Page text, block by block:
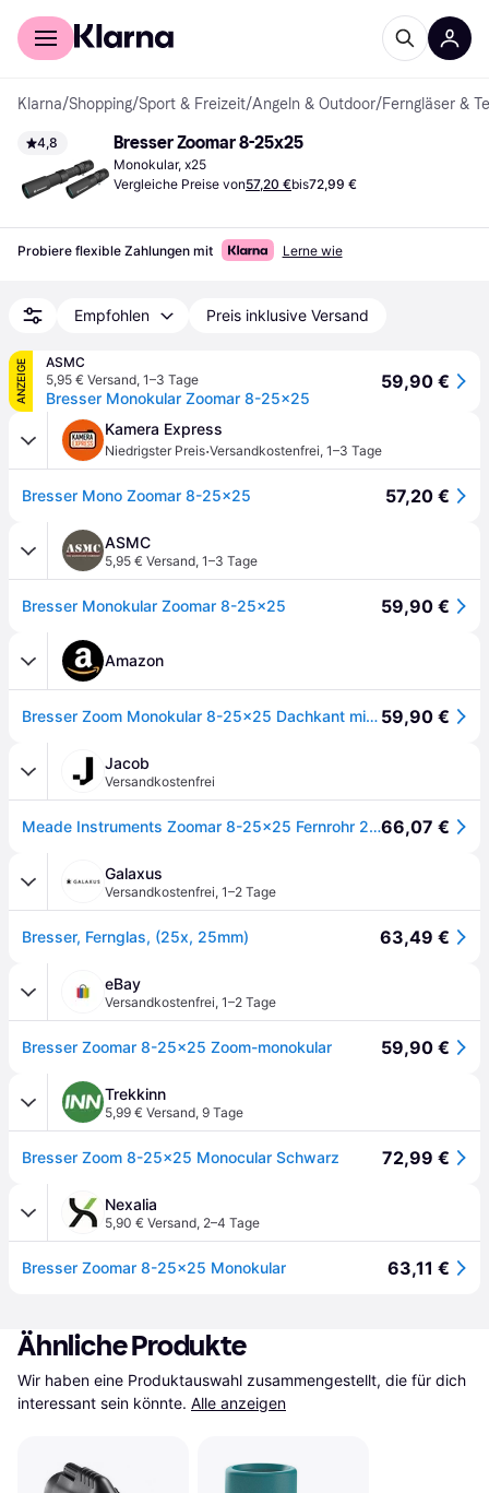
Für Shopper
Klarna/Shopping/Sport & Freizeit/Angeln & Outdoor/Ferngläser &
4,8 Bresser Zoomar 8-25x25
Monokular, x25
Vergleiche Preise von57,20 €bis72,99 €
Probiere flexible Zahlungen mit Lerne wie
Empfohlen Preis inklusive Versand
ANZEIGE
ASMC
5,95 € Versand, 1–3 Tage
Bresser Monokular Zoomar 8-25x25
59,90 €
Kamera Express
Niedrigster Preis·Versandkostenfrei, 1–3 Tage
Bresser Mono Zoomar 8-25x25 57,20 €
ASMC
5,95 € Versand, 1–3 Tage
Bresser Monokular Zoomar 8-25x25 59,90 €
Amazon
Bresser Zoom Monokular 8-25x25 Dachkant mit stufenlosem Zoom und Makrofunktion inklusive Transporttasche und Trageriemen 59,90 €
Jacob
Versandkostenfrei
Meade Instruments Zoomar 8-25x25 Fernrohr 25x BK-7 Schwarz (1662525)66,07 €
Galaxus
Versandkostenfrei, 1–2 Tage
Bresser, Fernglas, (25x, 25mm) 63,49 €
eBay
Versandkostenfrei, 1–2 Tage
Bresser Zoomar 8-25x25 Zoom-monokular 59,90 €
Trekkinn
5,99 € Versand, 9 Tage
Bresser Zoom 8-25x25 Monocular Schwarz 72,99 €
Nexalia
5,90 € Versand, 2–4 Tage
Bresser Zoomar 8-25x25 Monokular 63,11 €
Ähnliche Produkte
Wir haben eine Produktauswahl zusammengestellt, die für dich
interessant sein könnte. Alle anzeigen